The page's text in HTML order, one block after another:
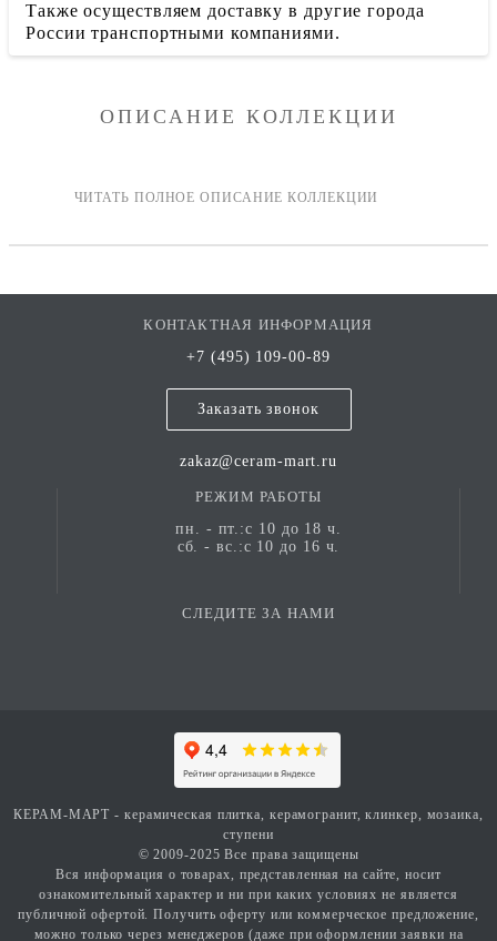
Также осуществляем доставку в другие города
России транспортными компаниями.
ОПИСАНИЕ КОЛЛЕКЦИИ
КОНТАКТНАЯ ИНФОРМАЦИЯ
+7 (495) 109-00-89
Заказать звонок
zakaz@ceram-mart.ru
РЕЖИМ РАБОТЫ
пн. - пт.:с 10 до 18 ч.
сб. - вс.:с 10 до 16 ч.
СЛЕДИТЕ ЗА НАМИ
КЕРАМ-МАРТ - керамическая плитка, керамогранит, клинкер, мозаика,
ступени
© 2009-2025 Все права защищены
Вся информация о товарах, представленная на сайте, носит
ознакомительный характер и ни при каких условиях не является
публичной офертой. Получить оферту или коммерческое предложение,
можно только через менеджеров (даже при оформлении заявки на